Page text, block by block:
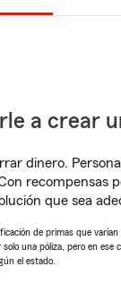
a crear
dinero.
recompensas
que sea
de primas que
una póliza, pero en
el estado.